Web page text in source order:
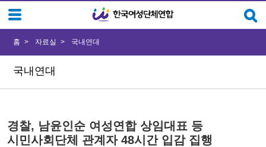
국내연대
홈 자료실 국내연대
경찰, 남윤인순 여성연합 상임대표 등
시민사회단체 관계자 48시간 입감 집행